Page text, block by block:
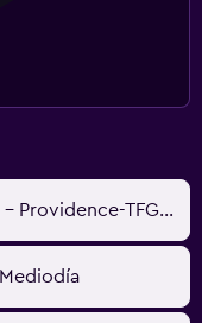
Providence, RI, Estados Unidos - Providence-TFGreen (PVD)
Mediodía